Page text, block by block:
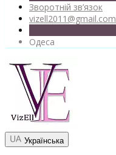
Зворотній зв’язок
vizell2011@gmail.com
Одеса
Українська